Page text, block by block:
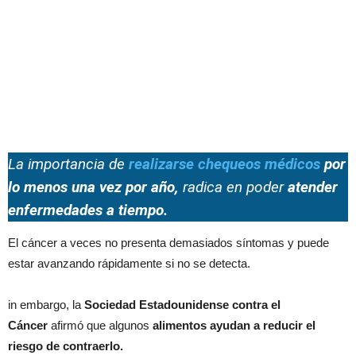
La importancia de realizarse chequeos médicos por
lo menos una vez por año, radica en poderatender
enfermedades a tiempo.
El cáncer a veces no presenta demasiados síntomas y puede
estar avanzando rápidamente si no se detecta.
in embargo, la Sociedad Estadounidense contra el
Cáncer afirmó que algunos alimentos ayudan a reducir el
riesgo de contraerlo.